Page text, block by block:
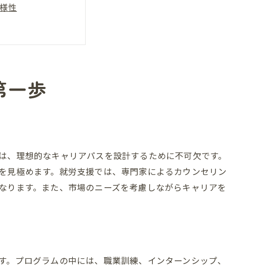
性
ステップ
現一歩
理想的なキャリアパスを設計するために不可欠です。
極めます。就労支援では、専門家によるカウンセリン
ます。また、市場のニーズを考慮しながらキャリアを
プログラムの中には、職業訓練、インターンシップ、